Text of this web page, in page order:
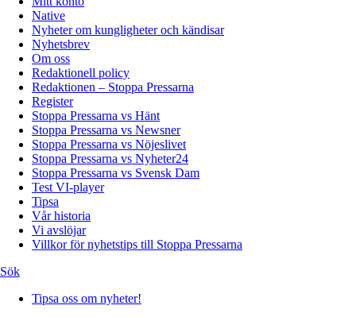
Native
Nyheter om kungligheter och kändisar
Nyhetsbrev
Om oss
Redaktionell policy
Redaktionen – Stoppa Pressarna
Register
Stoppa Pressarna vs Hänt
Stoppa Pressarna vs Newsner
Stoppa Pressarna vs Nöjeslivet
Stoppa Pressarna vs Nyheter24
Stoppa Pressarna vs Svensk Dam
Test VI-player
Tipsa
Vår historia
Vi avslöjar
Villkor för nyhetstips till Stoppa Pressarna
Sök
Tipsa oss om nyheter!